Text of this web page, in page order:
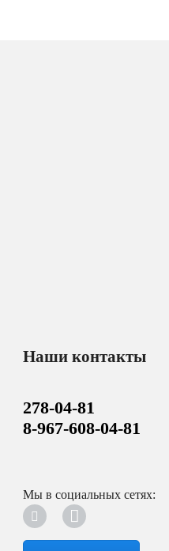
Наши контакты
278-04-81
8-967-608-04-81
Мы в социальных сетях: